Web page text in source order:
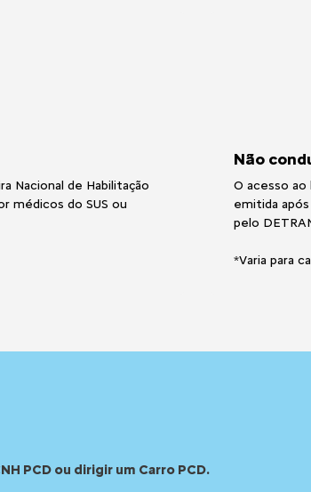
Nacional de Habilitação
médicos do SUS ou
Não
O acesso
emitida
pelo
*Varia para
PCD ou dirigir um Carro PCD.